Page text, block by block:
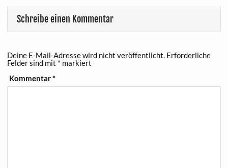
Schreibe einen Kommentar
Deine E-Mail-Adresse wird nicht veröffentlicht. Erforderliche
Felder sind mit * markiert
Kommentar*